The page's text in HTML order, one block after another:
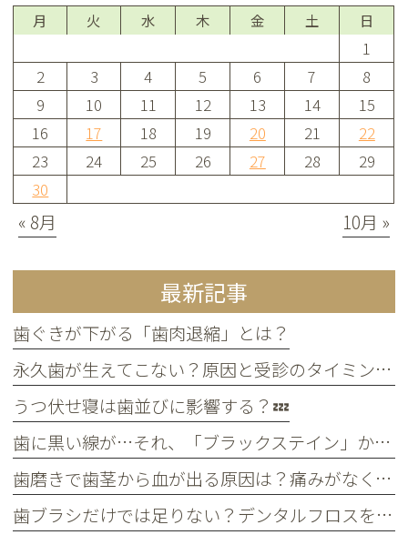
月 火 水 木 金 土 日
1
2
3 4 5 6 7
8
9
10 11 12 13 14
15
16
17 18 19 20 21
22
23
24 25 26 27 28
29
30
« 8月 10月 »
最新記事
歯ぐきが下がる「歯肉退縮」とは？
永久歯が生えてこない？原因と受診のタイミングについて
うつ伏せ寝は歯並びに影響する？💤
歯に黒い線が…それ、「ブラックステイン」かもしれません！
歯磨きで歯茎から血が出る原因は？痛みがなくても受診すべき判断基準
歯ブラシだけでは足りない？デンタルフロスを使うメリット